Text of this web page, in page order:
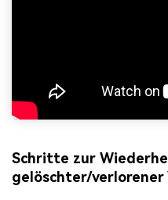
Schritte zur
gelöschter/verlorener